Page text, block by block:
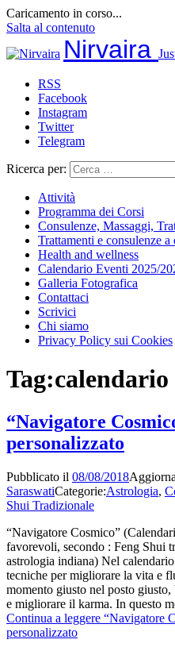
Caricamento in corso...
Salta al contenuto
Nirvaira
RSS
Facebook
Instagram
Twitter
Telegram
Ricerca per:
Attività
Programma dei Corsi
Consulenze, Massaggi,
Trattamenti e consulenze a
Health and wellness
Calendario Eventi 2025/
Galleria Fotografica
Contattaci
Scrivici
Chi siamo
Privacy Policy sui Cookies
Tag:calendario
“Navigatore
personalizzato
Pubblicato il 08/08/2018
SaraswatiCategorie:Astrologia,
Shui Tradizionale
“Navigatore Cosmico”
favorevoli, secondo : Feng Shui
astrologia indiana) Nel
tecniche per migliorare la vita e
momento giusto nel posto
e migliorare il karma. In questo
Continua a leggere “Navigatore
personalizzato